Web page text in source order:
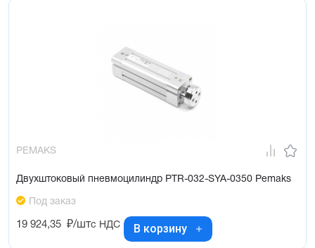
PEMAKS
Двухштоковый пневмоцилиндр PTR-032-SYA-0350 Pemaks
Под заказ
19 924,35 ₽/штс НДС В корзину